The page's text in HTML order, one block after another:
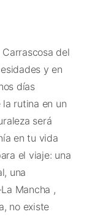
del
y en
días
rutina en un
será
en tu vida
el viaje: una
una
Mancha ,
no existe